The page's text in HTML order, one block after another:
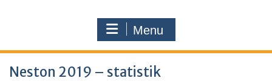
Menu
Neston 2019 – statistik